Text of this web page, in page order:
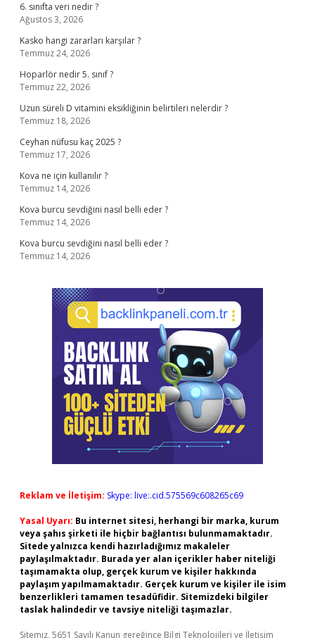
6. sınıfta veri nedir ?
Ağustos 3, 2026
Kasko hangi zararları karşılar ?
Temmuz 24, 2026
Hoparlör nedir 5. sınıf ?
Temmuz 22, 2026
Uzun süreli D vitamini eksikliğinin belirtileri nelerdir ?
Temmuz 18, 2026
Ceyhan nüfusu kaç 2025 ?
Temmuz 17, 2026
Kova ne için kullanılır ?
Temmuz 14, 2026
Kova burcu sevdiğini nasıl belli eder ?
Temmuz 14, 2026
Kova burcu sevdiğini nasıl belli eder ?
Temmuz 14, 2026
Reklam ve İletişim: Skype: live:.cid.575569c608265c69
Yasal Uyarı: Bu internet sitesi, herhangi bir marka, kurum
veya şahıs şirketi ile hiçbir bağlantısı bulunmamaktadır.
Sitede yalnızca kendi hazırladığımız makaleler
paylaşılmaktadır. Burada yer alan içerikler haber niteliği
taşımamakta olup, gerçek kurum ve kişiler hakkında
paylaşım yapılmamaktadır. Gerçek kurum ve kişiler ile isim
benzerlikleri tamamen tesadüfidir. Sitemizdeki bilgiler
taslak halindedir ve tavsiye niteliği taşımazlar.
Sitemiz, 5651 Sayılı Kanun gereğince Bilgi Teknolojileri ve İletişim